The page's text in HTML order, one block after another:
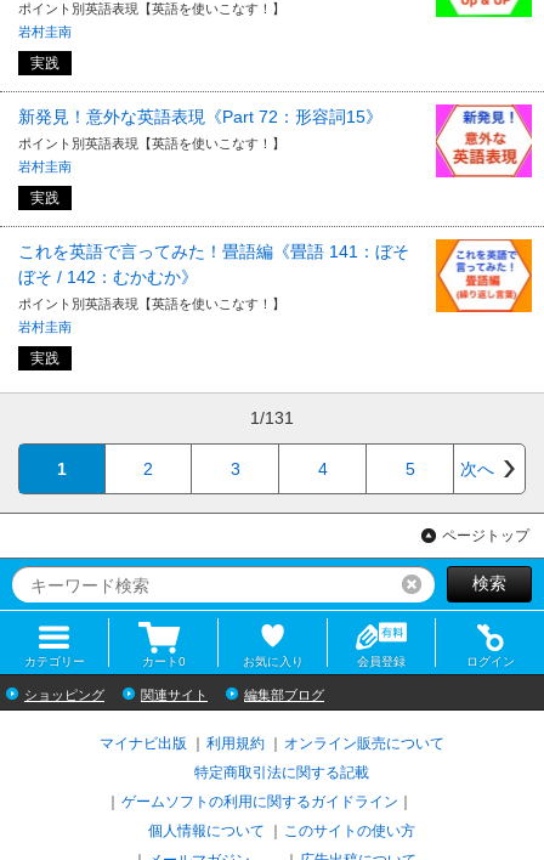
ポイント別英語表現【英語を使いこなす！】
岩村圭南
実践
新発見！意外な英語表現《Part 72：形容詞15》
ポイント別英語表現【英語を使いこなす！】
岩村圭南
実践
これを英語で言ってみた！畳語編《畳語 141：ぼそ
ぼそ / 142：むかむか》
ポイント別英語表現【英語を使いこなす！】
岩村圭南
実践
1/131
1 2 3 4 5 次へ
ページトップ
リセット検索
カテゴリー カート0 お気に入り 会員登録 ログイン
ショッピング 関連サイト 編集部ブログ
マイナビ出版 利用規約
オンライン販売について
特定商取引法に関する記載
ゲームソフトの利用に関するガイドライン
個人情報について
このサイトの使い方